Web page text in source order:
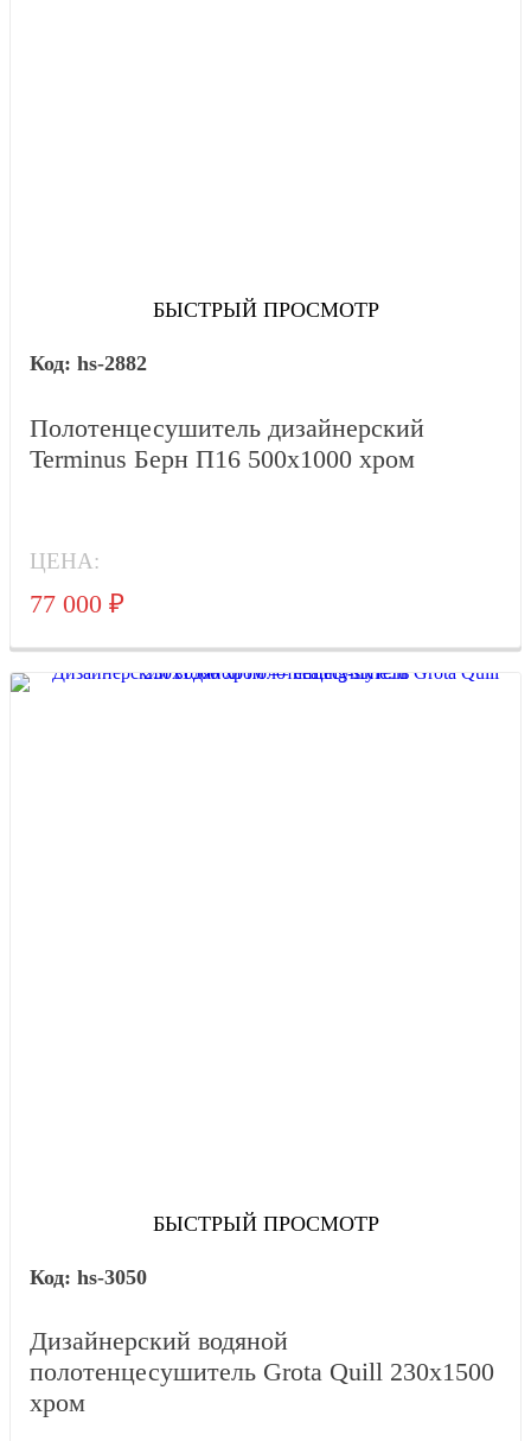
БЫСТРЫЙ ПРОСМОТР
hs-2882
Полотенцесушитель дизайнерский
Terminus Берн П16 500х1000 хром
ЦЕНА:
77 000 ₽
БЫСТРЫЙ ПРОСМОТР
hs-3050
Дизайнерский водяной
полотенцесушитель Grota Quill 230x1500
хром